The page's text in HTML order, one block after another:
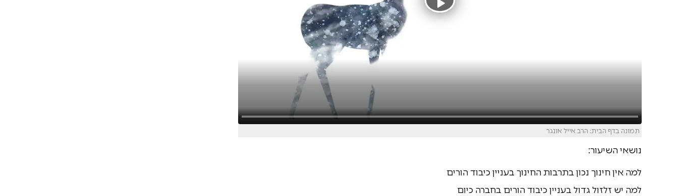
תמונה בדף הבית: הרב אייל אונגר
נושאי השיעור:
למה אין חינוך נכון בתרבות החינוך בעניין כיבוד הורים
למה יש זלזול גדול בעניין כיבוד הורים בחברה כיום